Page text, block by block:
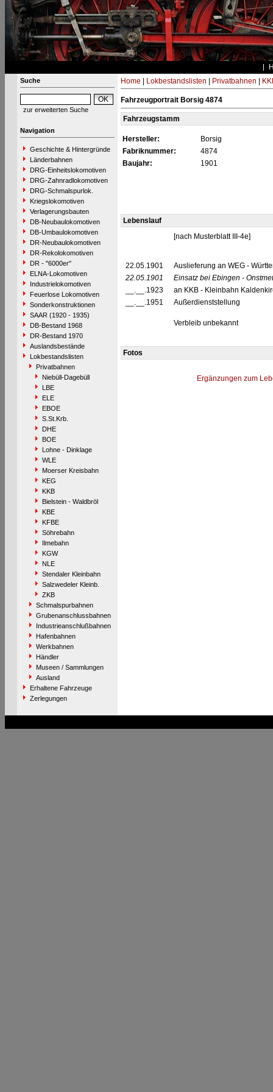
Suche
zur erweiterten Suche
Navigation
Geschichte & Hintergründe
Länderbahnen
DRG-Einheitslokomotiven
DRG-Zahnradlokomotiven
DRG-Schmalspurlok.
Kriegslokomotiven
Verlagerungsbauten
DB-Neubaulokomotiven
DB-Umbaulokomotiven
DR-Neubaulokomotiven
DR-Rekolokomotiven
DR - "6000er"
ELNA-Lokomotiven
Industrielokomotiven
Feuerlose Lokomotiven
Sonderkonstruktionen
SAAR (1920 - 1935)
DB-Bestand 1968
DR-Bestand 1970
Auslandsbestände
Lokbestandslisten
Privatbahnen
Niebüll-Dagebüll
LBE
ELE
EBOE
S.St.Krb.
DHE
BOE
Lohne - Dinklage
WLE
Moerser Kreisbahn
KEG
KKB
Bielstein - Waldbröl
KBE
KFBE
Söhrebahn
Ilmebahn
KGW
NLE
Stendaler Kleinbahn
Salzwedeler Kleinb.
ZKB
Schmalspurbahnen
Grubenanschlussbahnen
Industrieanschlußbahnen
Hafenbahnen
Werkbahnen
Händler
Museen / Sammlungen
Ausland
Erhaltene Fahrzeuge
Zerlegungen
Home Lokbestandslisten Privatbahnen
Fahrzeugportrait Borsig 4874
Fahrzeugstamm
Hersteller:
Borsig
Fabriknummer:
4874
Baujahr:
1901
Lebenslauf
[nach Musterblatt III-4e]
22.05.1901
Auslieferung an WEG -
22.05.1901
Einsatz bei Ebingen -
__.__.1923
an KKB - Kleinbahn
__.__.1951
Außerdienststellung
Verbleib unbekannt
Fotos
Ergänzungen zum